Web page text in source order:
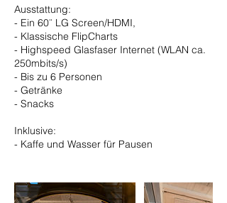
Ausstattung:
- Ein 60¨ LG Screen/HDMI,
- Klassische FlipCharts
- Highspeed Glasfaser Internet (WLAN ca.
250mbits/s)
- Bis zu 6 Personen
- Getränke
- Snacks
Inklusive:
- Kaffe und Wasser für Pausen